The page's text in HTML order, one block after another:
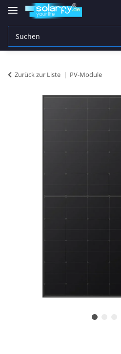
Zurück zur Liste PV-Module